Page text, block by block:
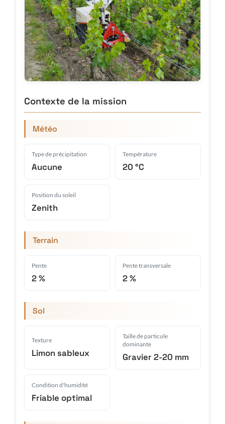
Contexte de la mission
Météo
Type de précipitation
Aucune
Température
20 °C
Position du soleil
Zenith
Terrain
Pente
2 %
Pente transversale
2 %
Sol
Texture
Limon sableux
Taille de particule
dominante
Gravier 2-20 mm
Condition d'humidité
Friable optimal